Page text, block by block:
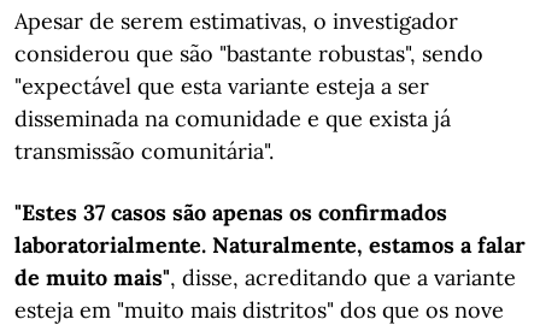
Apesar de serem estimativas, o investigador
considerou que são "bastante robustas", sendo
"expectável que esta variante esteja a ser
disseminada na comunidade e que exista já
transmissão comunitária".
"Estes 37 casos são apenas os confirmados
laboratorialmente. Naturalmente, estamos a falar
de muito mais", disse, acreditando que a variante
esteja em "muito mais distritos" dos que os nove